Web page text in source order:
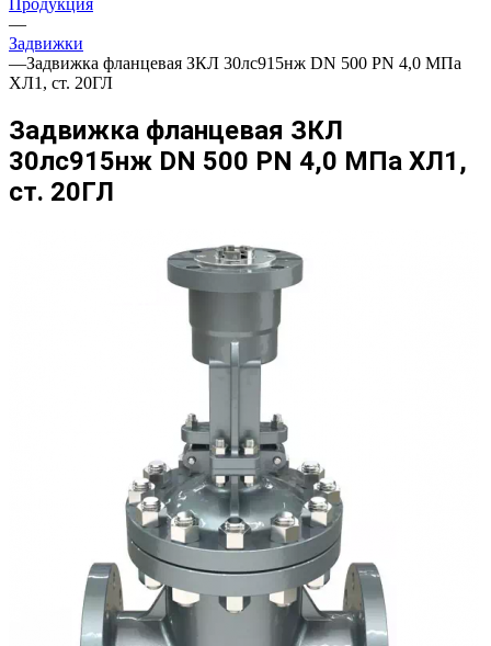
Продукция
—
Задвижки
—Задвижка фланцевая ЗКЛ 30лс915нж DN 500 PN 4,0 МПа
ХЛ1, ст. 20ГЛ
Задвижка фланцевая ЗКЛ
30лс915нж DN 500 PN 4,0 МПа ХЛ1,
ст. 20ГЛ